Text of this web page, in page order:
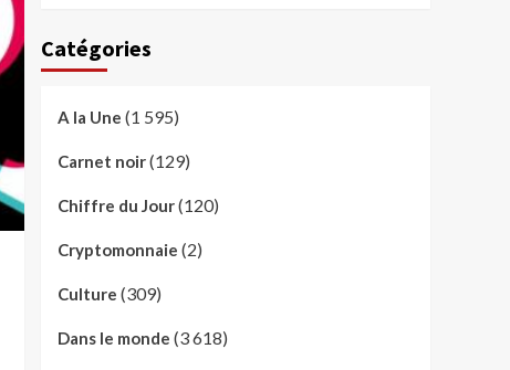
Catégories
A la Une (1 595)
Carnet noir(129)
Chiffre du Jour(120)
Cryptomonnaie (2)
Culture (309)
Dans le monde (3 618)